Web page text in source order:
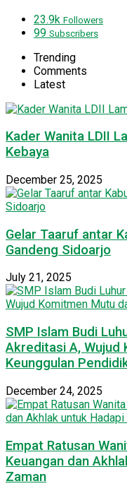
23.9k Followers
99 Subscribers
Trending
Comments
Latest
Kader Wanita LDII
Kebaya
December 25, 2025
Gelar Taaruf antar
Gandeng Sidoarjo
July 21, 2025
SMP Islam Budi
Akreditasi A, Wujud
Keunggulan
December 24, 2025
Empat Ratusan
Keuangan dan
Zaman